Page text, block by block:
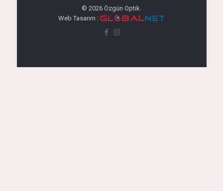
© 2026 Özgün Optik.
Web Tasarım :